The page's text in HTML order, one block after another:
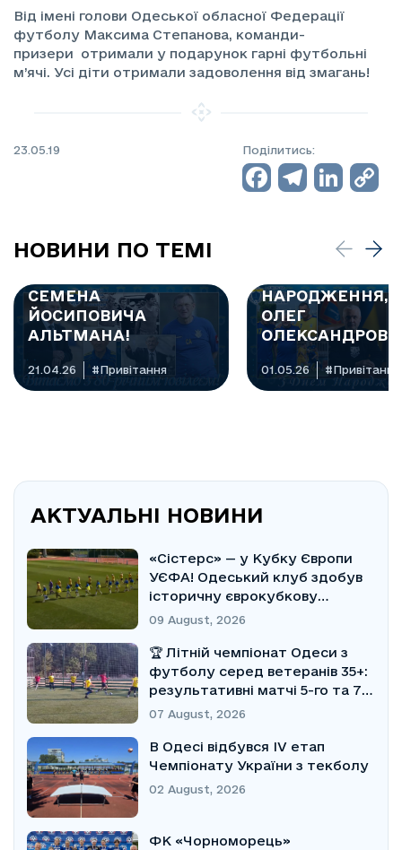
Від імені голови Одеської обласної Федерації
футболу Максима Степанова, команди-
призери отримали у подарунок гарні футбольні
м’ячі. Усі діти отримали задоволення від змагань!
23.05.19 Поділитись:
НОВИНИ ПО ТЕМІ
🎉 ВІТАЄМО З 80-
СЕМЕНА
ЙОСИПОВИЧА
АЛЬТМАНА!
21.04.26 #Привітання
НАРОДЖЕННЯ,
ОЛЕГ
01.05.26 #Привітання
АКТУАЛЬНІ НОВИНИ
«Сістерс» — у Кубку Європи
УЄФА! Одеський клуб здобув
історичну єврокубкову
перемогу!
09 August, 2026
🏆 Літній чемпіонат Одеси з
футболу серед ветеранів 35+:
результативні матчі 5-го та 7-
го турів
07 August, 2026
В Одесі відбувся IV етап
Чемпіонату України з текболу
02 August, 2026
ФК «Чорноморець»